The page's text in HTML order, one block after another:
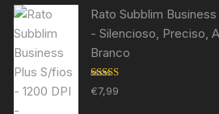
Rato Subblim
- Silencioso, Preciso,
Branco
Avaliação
5.00de 5
€7,99